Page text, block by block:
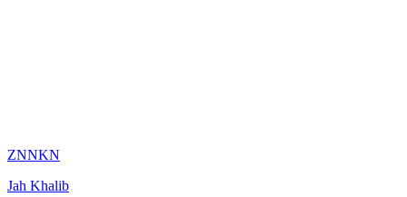
ZNNKN
Jah Khalib